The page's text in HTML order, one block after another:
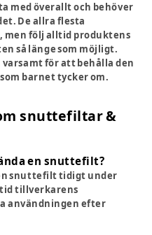
med överallt och behöver
De allra flesta
följ alltid produktens
så länge som möjligt.
för att behålla den
barnet tycker om.
snuttefiltar &
en snuttefilt?
snuttefilt tidigt under
tillverkarens
användningen efter